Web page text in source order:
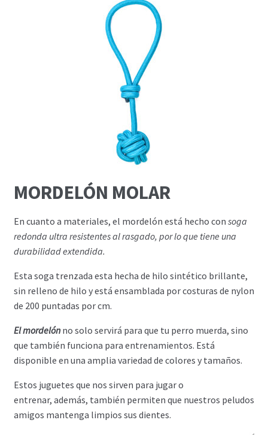
MORDELÓN MOLAR
En cuanto a materiales, el mordelón está hecho con soga
redonda ultra resistentes al rasgado, por lo que tiene una
durabilidad extendida.
Esta soga trenzada esta hecha de hilo sintético brillante,
sin relleno de hilo y está ensamblada por costuras de nylon
de 200 puntadas por cm.
El mordelónno solo servirá para que tu perro muerda, sino
que también funciona para entrenamientos. Está
disponible en una amplia variedad de colores y tamaños.
Estos juguetes que nos sirven para jugar o
entrenar, además, también permiten que nuestros peludos
amigos mantenga limpios sus dientes.